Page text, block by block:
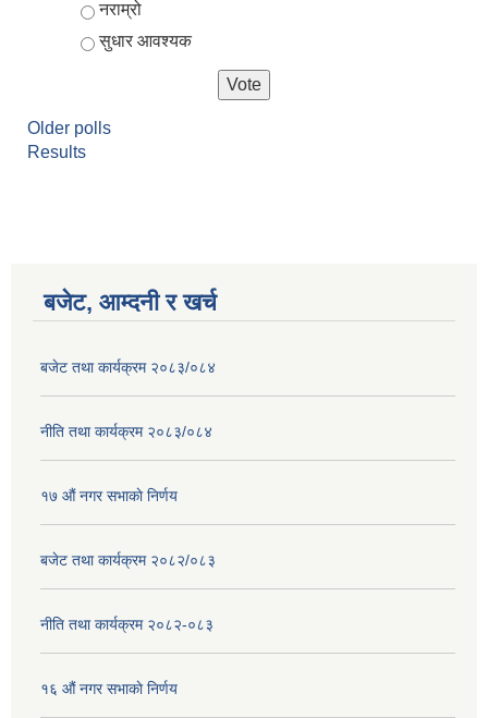
नराम्रो
सुधार आवश्यक
Older polls
Results
बजेट, आम्दनी र खर्च
बजेट तथा कार्यक्रम २०८३/०८४
नीति तथा कार्यक्रम २०८३/०८४
१७ ‌‍औं नगर सभाकाे निर्णय
बजेट तथा कार्यक्रम २०८२/०८३
नीति तथा कार्यक्रम २०८२-०८३
१६ ‌औं नगर सभाकाे निर्णय